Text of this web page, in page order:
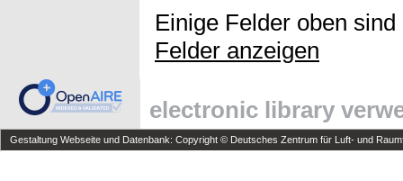
Einige Felder oben
Felder anzeigen
electronic library
Gestaltung Webseite und Datenbank: Copyright © Deutsches Zentrum für Luft- und